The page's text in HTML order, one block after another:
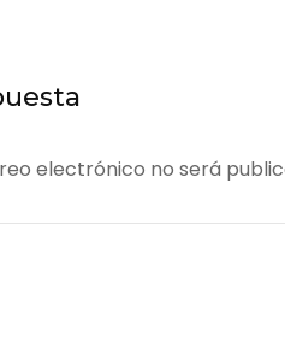
electrónico no será